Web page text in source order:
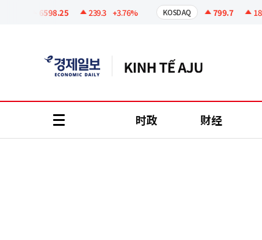
6598.25 239.3 +3.76% KOSDAQ 799.7 18.98
时政 财经